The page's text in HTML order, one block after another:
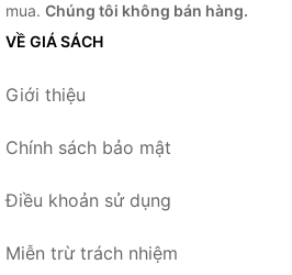
mua. Chúng tôi không bán hàng.
VỀ GIÁ SÁCH
Giới thiệu
Chính sách bảo mật
Điều khoản sử dụng
Miễn trừ trách nhiệm